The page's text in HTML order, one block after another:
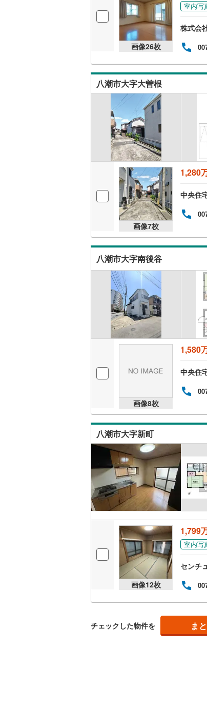
画像26枚
室内写
株式会
八潮市大字大曽根
画像7枚
1,280
中央住
八潮市大字南後谷
画像8枚
1,580
中央住
八潮市大字新町
画像12枚
1,799
室内写
センチ
チェックした物件を ま